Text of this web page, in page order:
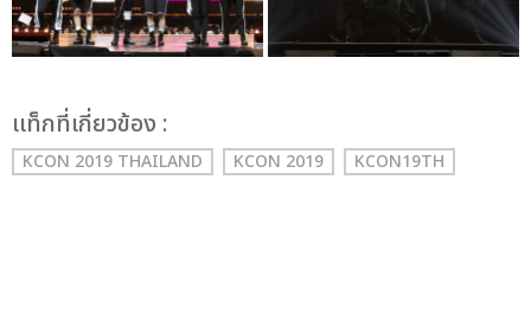
เเท็กที่เกี่ยวข้อง :
KCON 2019 THAILAND KCON 2019 KCON19TH